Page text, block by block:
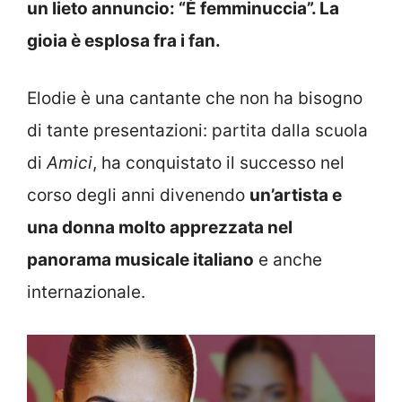
un lieto annuncio: “È femminuccia”. La
gioia è esplosa fra i fan.
Elodie è una cantante che non ha bisogno
di tante presentazioni: partita dalla scuola
di Amici, ha conquistato il successo nel
corso degli anni divenendo un’artista e
una donna molto apprezzata nel
panorama musicale italiano e anche
internazionale.